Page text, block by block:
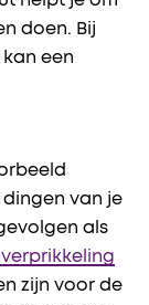
doen. Bij
een
van je
als
zijn voor de